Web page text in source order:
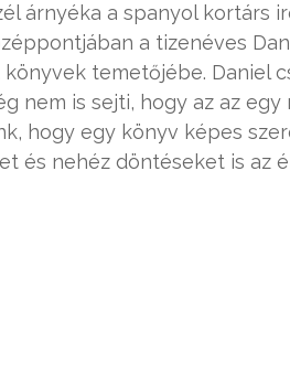
árnyéka a spanyol kortárs
a tizenéves
temetőjébe. Daniel
nem is sejti, hogy az az
hogy egy könyv képes
és nehéz döntéseket is az